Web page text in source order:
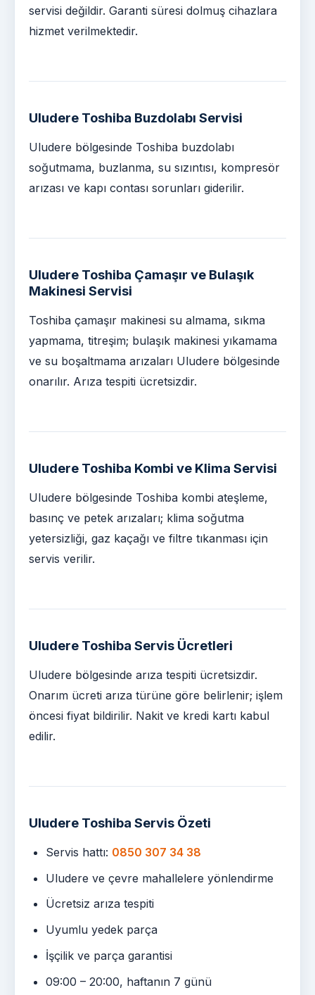
servisi değildir. Garanti süresi dolmuş cihazlara
hizmet verilmektedir.
Uludere Toshiba Buzdolabı Servisi
Uludere bölgesinde Toshiba buzdolabı
soğutmama, buzlanma, su sızıntısı, kompresör
arızası ve kapı contası sorunları giderilir.
Uludere Toshiba Çamaşır ve Bulaşık
Makinesi Servisi
Toshiba çamaşır makinesi su almama, sıkma
yapmama, titreşim; bulaşık makinesi yıkamama
ve su boşaltmama arızaları Uludere bölgesinde
onarılır. Arıza tespiti ücretsizdir.
Uludere Toshiba Kombi ve Klima Servisi
Uludere bölgesinde Toshiba kombi ateşleme,
basınç ve petek arızaları; klima soğutma
yetersizliği, gaz kaçağı ve filtre tıkanması için
servis verilir.
Uludere Toshiba Servis Ücretleri
Uludere bölgesinde arıza tespiti ücretsizdir.
Onarım ücreti arıza türüne göre belirlenir; işlem
öncesi fiyat bildirilir. Nakit ve kredi kartı kabul
edilir.
Uludere Toshiba Servis Özeti
Servis hattı: 0850 307 34 38
Uludere ve çevre mahallelere yönlendirme
Ücretsiz arıza tespiti
Uyumlu yedek parça
İşçilik ve parça garantisi
09:00 – 20:00, haftanın 7 günü